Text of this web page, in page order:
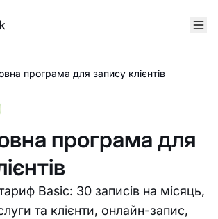
програма для запису клієнтів
програма для
Basic: 30 записів на місяць,
та клієнти, онлайн-запис,